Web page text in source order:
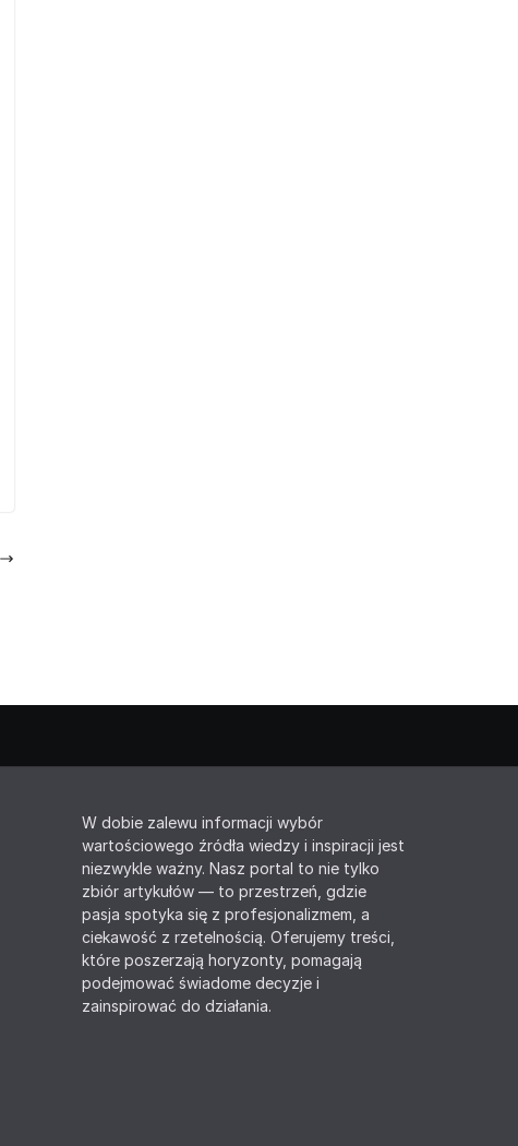
W dobie zalewu informacji wybór
wartościowego źródła wiedzy i inspiracji jest
niezwykle ważny. Nasz portal to nie tylko
zbiór artykułów — to przestrzeń, gdzie
pasja spotyka się z profesjonalizmem, a
ciekawość z rzetelnością. Oferujemy treści,
które poszerzają horyzonty, pomagają
podejmować świadome decyzje i
zainspirować do działania.